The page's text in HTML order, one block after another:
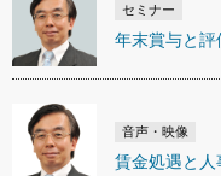
セミナー
年末賞与と
音声・映像
賃金処遇と